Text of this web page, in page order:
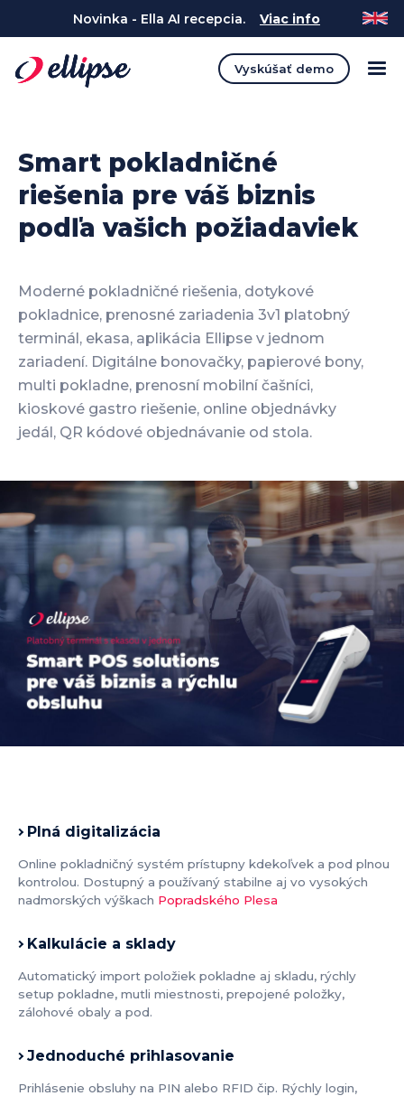
Novinka - Ella AI recepcia. Viac info
Vyskúšať demo
Smart pokladničné
riešenia pre váš biznis
podľa vašich požiadaviek
Moderné pokladničné riešenia, dotykové
pokladnice, prenosné zariadenia 3v1 platobný
terminál, ekasa, aplikácia Ellipse v jednom
zariadení. Digitálne bonovačky, papierové bony,
multi pokladne, prenosní mobilní čašníci,
kioskové gastro riešenie, online objednávky
jedál, QR kódové objednávanie od stola.
Plná digitalizácia
Online pokladničný systém prístupny kdekoľvek a pod plnou
kontrolou. Dostupný a používaný stabilne aj vo vysokých
nadmorských výškach Popradského Plesa
Kalkulácie a sklady
Automatický import položiek pokladne aj skladu, rýchly
setup pokladne, mutli miestnosti, prepojené položky,
zálohové obaly a pod.
Jednoduché prihlasovanie
Prihlásenie obsluhy na PIN alebo RFID čip. Rýchly login,